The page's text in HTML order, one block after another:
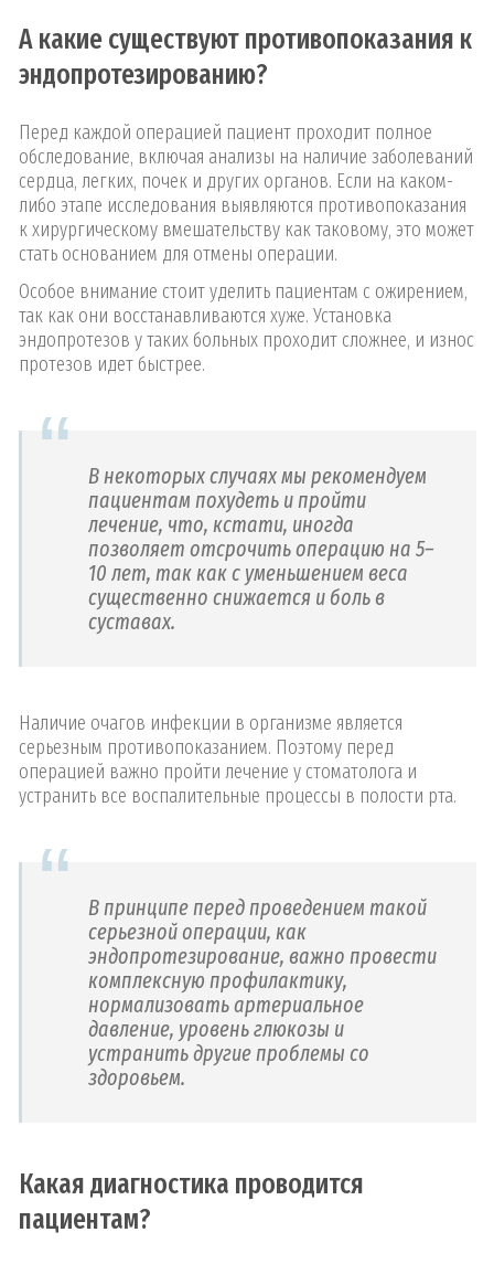
А какие существуют противопоказания к
эндопротезированию?
Перед каждой операцией пациент проходит полное
обследование, включая анализы на наличие заболеваний
сердца, легких, почек и других органов. Если на каком-
либо этапе исследования выявляются противопоказания
к хирургическому вмешательству как таковому, это может
стать основанием для отмены операции.
Особое внимание стоит уделить пациентам с ожирением,
так как они восстанавливаются хуже. Установка
эндопротезов у таких больных проходит сложнее, и износ
протезов идет быстрее.
В некоторых случаях мы рекомендуем
пациентам похудеть и пройти
лечение, что, кстати, иногда
позволяет отсрочить операцию на 5–
10 лет, так как с уменьшением веса
существенно снижается и боль в
суставах.
Наличие очагов инфекции в организме является
серьезным противопоказанием. Поэтому перед
операцией важно пройти лечение у стоматолога и
устранить все воспалительные процессы в полости рта.
В принципе перед проведением такой
серьезной операции, как
эндопротезирование, важно провести
комплексную профилактику,
нормализовать артериальное
давление, уровень глюкозы и
устранить другие проблемы со
здоровьем.
Какая диагностика проводится
пациентам?